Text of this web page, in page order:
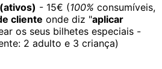
- 15€ (100% consumíveis,
cliente onde diz "aplicar
os seus bilhetes especiais -
2 adulto e 3 criança)